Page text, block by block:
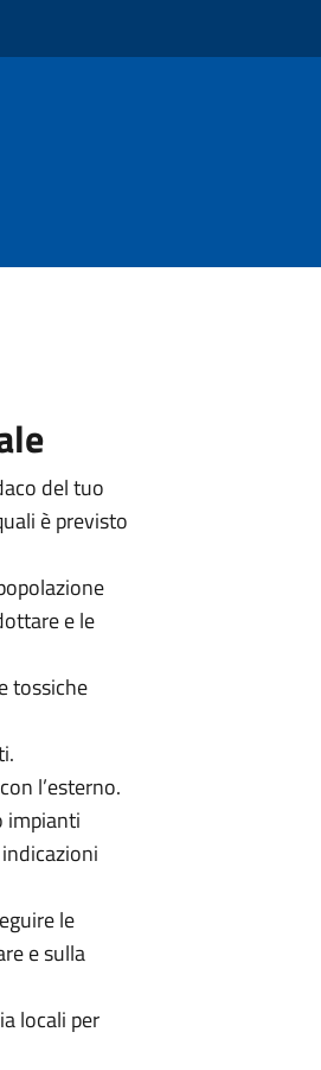
del tuo
è previsto
e le
tossiche
l’esterno.
impianti
le
e sulla
locali per